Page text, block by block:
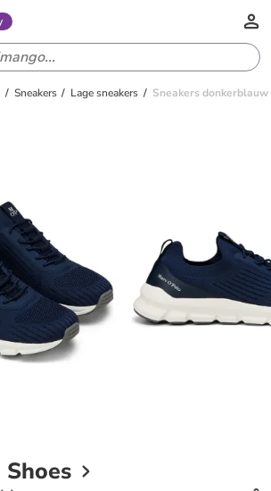
Sneakers Lage sneakers Sneakers donkerblauw